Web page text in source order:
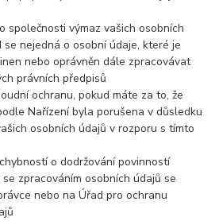
společnosti výmaz vašich osobních
se nejedná o osobní údaje, které je
nebo oprávněn dále zpracovávat
právních předpisů
ochranu, pokud máte za to, že
Nařízení byla porušena v důsledku
osobních údajů v rozporu s tímto
o dodržování povinností
se zpracováním osobních údajů se
nebo na Úřad pro ochranu